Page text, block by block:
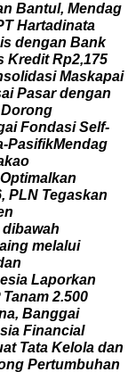
n Bantul, Mendag
T Hartadinata
is dengan Bank
Kredit Rp2,175
solidasi Maskapai
ai Pasar dengan
Dorong
ai Fondasi Self-
-PasifikMendag
kao
Optimalkan
, PLN Tegaskan
n
dibawah
aing melalui
an
esia Laporkan
Tanam 2.500
a, Banggai
sia Financial
at Tata Kelola dan
ng Pertumbuhan